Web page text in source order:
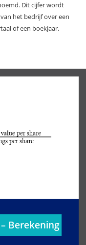
Dit cijfer wordt
het bedrijf over een
of een boekjaar.
Berekening